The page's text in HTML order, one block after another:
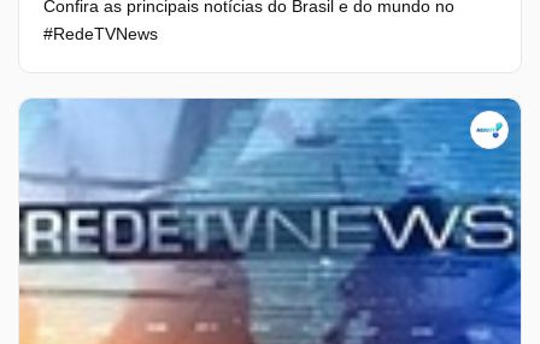
Confira as principais notícias do Brasil e do mundo no
#RedeTVNews